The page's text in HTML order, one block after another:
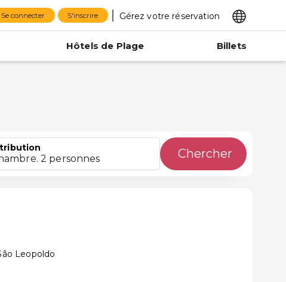
Se connecter S'inscrire Gérez votre réservation
Hôtels de Plage Billets
2 personnes Chercher
Leopoldo